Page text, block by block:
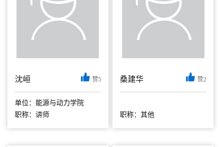
沈峘 赞5
单位：能源与动力学院
职称：讲师
桑建华 赞2
职称：其他